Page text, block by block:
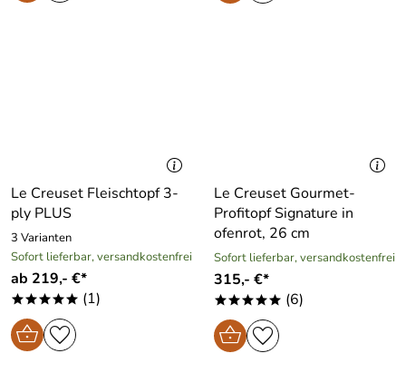
Le Creuset Fleischtopf 3-
ply PLUS
3 Varianten
Sofort lieferbar, versandkostenfrei
ab 219,- €*
***** (1)
Le Creuset Gourmet-
Profitopf Signature in
ofenrot, 26 cm
Sofort lieferbar, versandkostenfrei
315,- €*
***** (6)